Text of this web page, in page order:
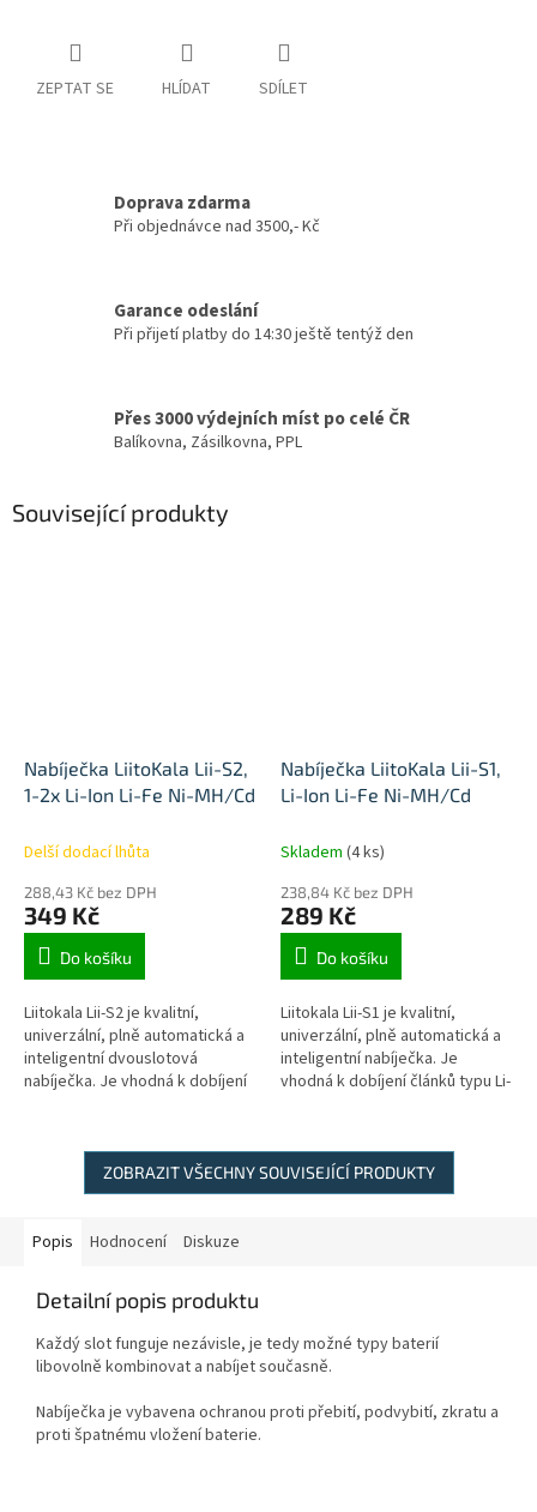
ZEPTAT SE HLÍDAT SDÍLET
Doprava zdarma
Při objednávce nad 3500,- Kč
Garance odeslání
Při přijetí platby do 14:30 ještě tentýž den
Přes 3000 výdejních míst po celé ČR
Balíkovna, Zásilkovna, PPL
Související produkty
Nabíječka LiitoKala Lii-S2,
1-2x Li-Ion Li-Fe Ni-MH/Cd
Delší dodací lhůta
288,43 Kč bez DPH
349 Kč
Do košíku
Liitokala Lii-S2 je kvalitní,
univerzální, plně automatická a
inteligentní dvouslotová
nabíječka. Je vhodná k dobíjení
Nabíječka LiitoKala Lii-S1,
Li-Ion Li-Fe Ni-MH/Cd
Skladem (4 ks)
238,84 Kč bez DPH
289 Kč
Do košíku
Liitokala Lii-S1 je kvalitní,
univerzální, plně automatická a
inteligentní nabíječka. Je
vhodná k dobíjení článků typu Li-
ZOBRAZIT VŠECHNY SOUVISEJÍCÍ PRODUKTY
Popis Hodnocení Diskuze
Detailní popis produktu
Každý slot funguje nezávisle, je tedy možné typy baterií
libovolně kombinovat a nabíjet současně.
Nabíječka je vybavena ochranou proti přebití, podvybití, zkratu a
proti špatnému vložení baterie.